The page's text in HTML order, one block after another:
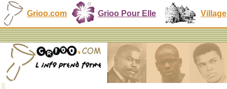
Grioo.com Grioo Pour Elle Village